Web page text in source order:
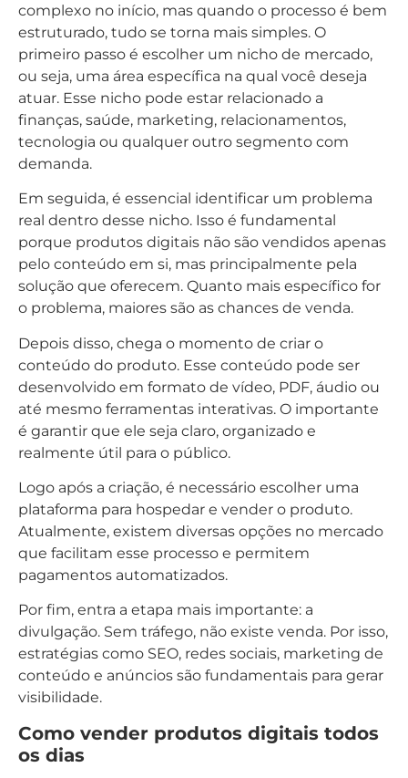
complexo no início, mas quando o processo é bem
estruturado, tudo se torna mais simples. O
primeiro passo é escolher um nicho de mercado,
ou seja, uma área específica na qual você deseja
atuar. Esse nicho pode estar relacionado a
finanças, saúde, marketing, relacionamentos,
tecnologia ou qualquer outro segmento com
demanda.
Em seguida, é essencial identificar um problema
real dentro desse nicho. Isso é fundamental
porque produtos digitais não são vendidos apenas
pelo conteúdo em si, mas principalmente pela
solução que oferecem. Quanto mais específico for
o problema, maiores são as chances de venda.
Depois disso, chega o momento de criar o
conteúdo do produto. Esse conteúdo pode ser
desenvolvido em formato de vídeo, PDF, áudio ou
até mesmo ferramentas interativas. O importante
é garantir que ele seja claro, organizado e
realmente útil para o público.
Logo após a criação, é necessário escolher uma
plataforma para hospedar e vender o produto.
Atualmente, existem diversas opções no mercado
que facilitam esse processo e permitem
pagamentos automatizados.
Por fim, entra a etapa mais importante: a
divulgação. Sem tráfego, não existe venda. Por isso,
estratégias como SEO, redes sociais, marketing de
conteúdo e anúncios são fundamentais para gerar
visibilidade.
Como vender produtos digitais todos
os dias